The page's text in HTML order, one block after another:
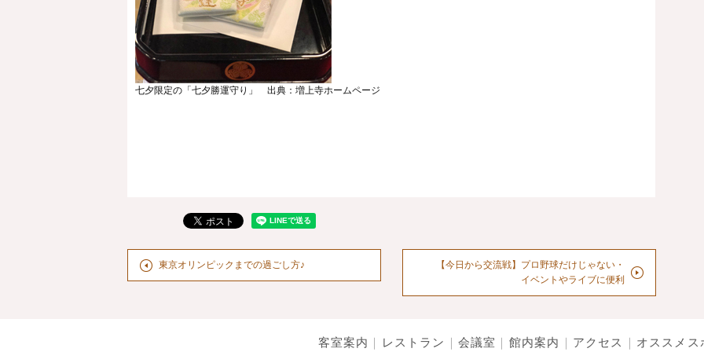
七夕限定の「七夕勝運守り」 出典：増上寺ホームページ
東京オリンピックまでの過ごし方♪
【今日から交流戦】プロ野球だけじゃない・
イベントやライブに便利
客室案内 レストラン 会議室 館内案内 アクセス オススメス